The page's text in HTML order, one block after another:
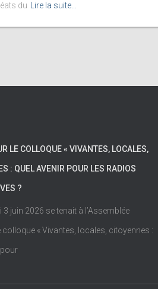
du
Lire la suite…
LE COLLOQUE « VIVANTES, LOCALES,
: QUEL AVENIR POUR LES RADIOS
?
3 juin 2026 se tenait à l’Assemblée
colloque « Vivantes, locales, citoyennes :